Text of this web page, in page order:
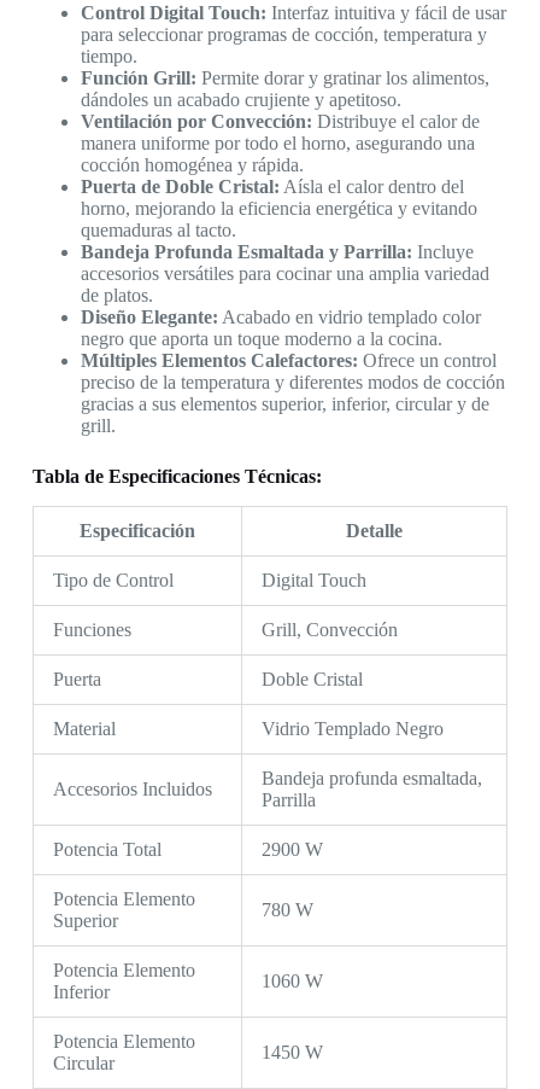
Control Digital Touch: Interfaz intuitiva y fácil de usar
para seleccionar programas de cocción, temperatura y
tiempo.
Función Grill: Permite dorar y gratinar los alimentos,
dándoles un acabado crujiente y apetitoso.
Ventilación por Convección: Distribuye el calor de
manera uniforme por todo el horno, asegurando una
cocción homogénea y rápida.
Puerta de Doble Cristal: Aísla el calor dentro del
horno, mejorando la eficiencia energética y evitando
quemaduras al tacto.
Bandeja Profunda Esmaltada y Parrilla: Incluye
accesorios versátiles para cocinar una amplia variedad
de platos.
Diseño Elegante: Acabado en vidrio templado color
negro que aporta un toque moderno a la cocina.
Múltiples Elementos Calefactores: Ofrece un control
preciso de la temperatura y diferentes modos de cocción
gracias a sus elementos superior, inferior, circular y de
grill.
Tabla de Especificaciones Técnicas:
Especificación Detalle
Tipo de Control Digital Touch
Funciones Grill, Convección
Puerta Doble Cristal
Material Vidrio Templado Negro
Accesorios Incluidos
Bandeja profunda esmaltada,
Parrilla
Potencia Total 2900 W
Potencia Elemento
Superior
780 W
Potencia Elemento
Inferior
1060 W
Potencia Elemento
Circular
1450 W